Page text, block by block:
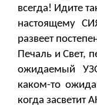
всегда! Идите
настоящему
развеет
Печаль и Свет,
ожидаемый
каком-то
когда